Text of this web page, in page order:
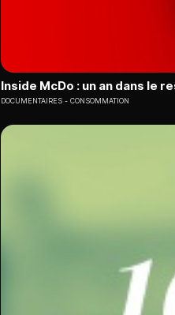
Inside McDo : un an dans le
DOCUMENTAIRES CONSOMMATION